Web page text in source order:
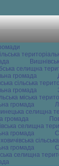
селищна
громада
сільська
громада
міська
громада
селищна
громада
селищна
громада
громада
селищна